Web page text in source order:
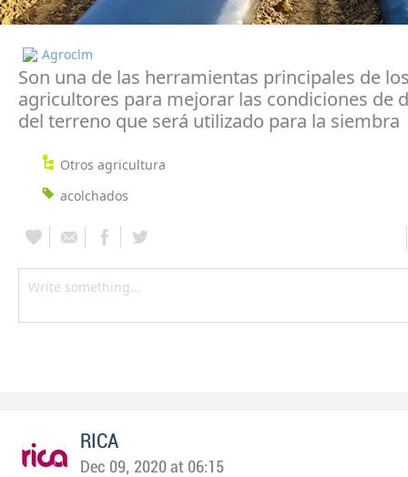
Agroclm
Son una de las herramientas principales de
agricultores para mejorar las condiciones de
del terreno que será utilizado para la siembra
Otros agricultura
acolchados
RICA
Dec 09, 2020 at 06:15